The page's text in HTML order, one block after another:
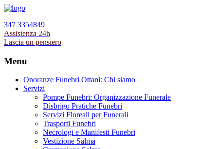
347 3354849
Assistenza 24h
Lascia un pensiero
Menu
Onoranze Funebri Ottani: Chi siamo
Servizi
Pompe Funebri: Organizzazione Funerale
Disbrigo Pratiche Funebri
Servizi Floreali per Funerali
Trasporti Funebri
Necrologi e Manifesti Funebri
Vestizione Salma